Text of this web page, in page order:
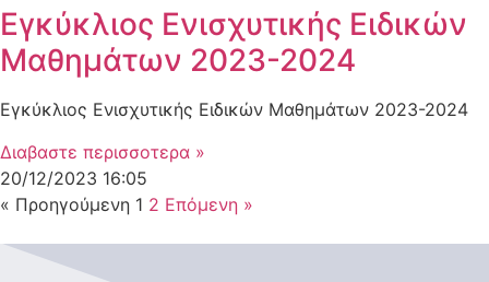
Εγκύκλιος Ενισχυτικής Ειδικών
Μαθημάτων 2023-2024
Εγκύκλιος Ενισχυτικής Ειδικών Μαθημάτων 2023-2024
Διαβαστε περισσοτερα »
20/12/2023 16:05
« Προηγούμενη 1 2 Επόμενη »